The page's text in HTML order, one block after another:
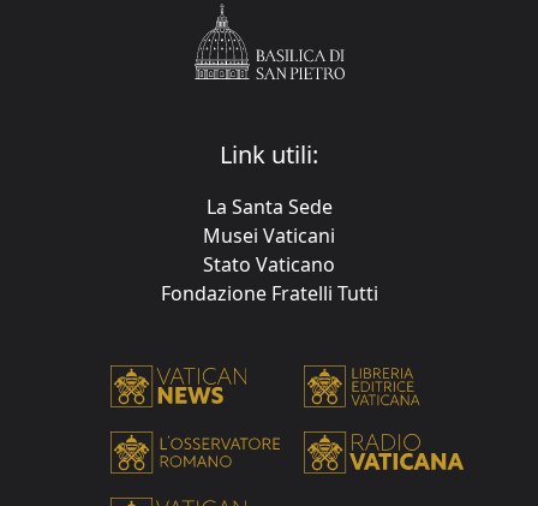
Link utili:
La Santa Sede
Musei Vaticani
Stato Vaticano
Fondazione Fratelli Tutti